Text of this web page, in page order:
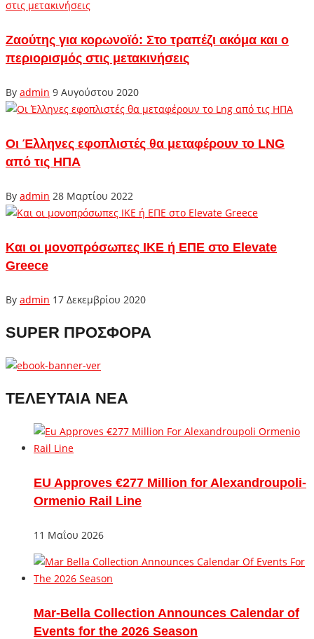
Ζαούτης για κορωνοϊό: Στο τραπέζι ακόμα και ο
περιορισμός στις μετακινήσεις
By admin 9 Αυγούστου 2020
Οι Έλληνες εφοπλιστές θα μεταφέρουν το LNG
από τις ΗΠΑ
By admin 28 Μαρτίου 2022
Και οι μονοπρόσωπες ΙΚΕ ή ΕΠΕ στο Elevate
Greece
By admin 17 Δεκεμβρίου 2020
SUPER ΠΡΟΣΦΟΡΑ
ΤΕΛΕΥΤΑΙΑ ΝΕΑ
EU Approves €277 Million for Alexandroupoli-
Ormenio Rail Line
11 Μαΐου 2026
Mar-Bella Collection Announces Calendar of
Events for the 2026 Season